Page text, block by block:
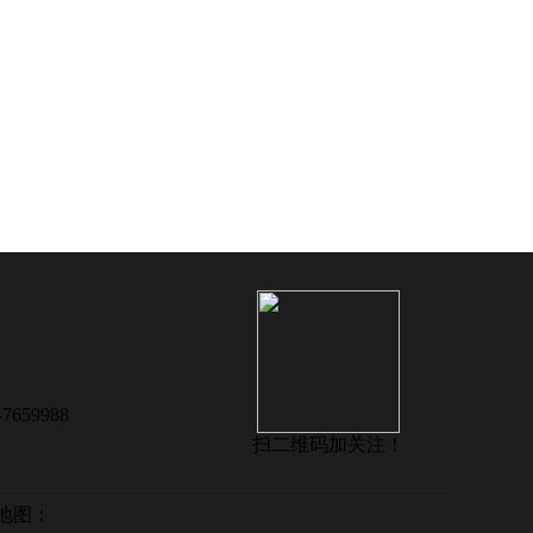
扫二维码加关注！
图：